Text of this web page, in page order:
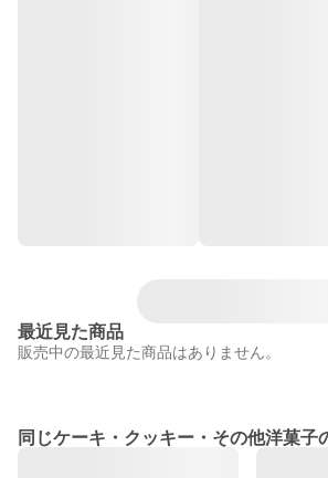
最近見た商品
販売中の最近見た商品はありません。
同じケーキ・クッキー・その他洋菓子